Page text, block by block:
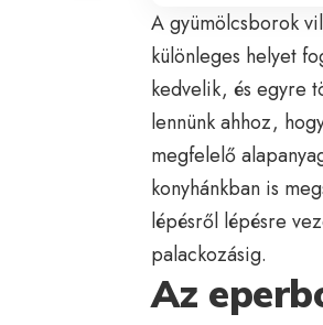
A gyümölcsborok
különleges helyet
kedvelik, és egyre
lennünk ahhoz,
megfelelő
konyhánkban is
lépésről lépésre
palackozásig.
Az